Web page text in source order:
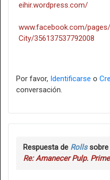
eihir.wordpress.com/
www.facebook.com/
City/356137537792008
Por favor, Identificarse o
conversación.
Respuesta de Rollssobre
Re: Amanecer Pulp.